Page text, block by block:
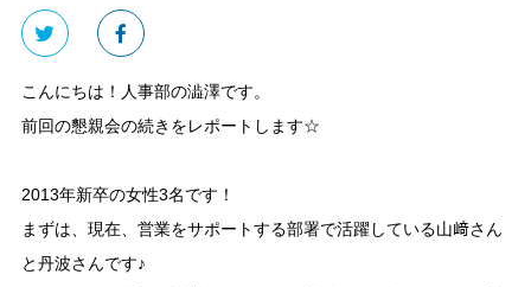
こんにちは！人事部の澁澤です。
前回の懇親会の続きをレポートします☆
2013年新卒の女性3名です！
まずは、現在、営業をサポートする部署で活躍している山﨑さん
と丹波さんです♪